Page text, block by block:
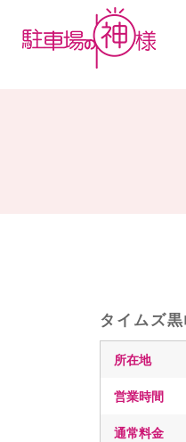
タイムズ
所在地
営業時間
通常料金